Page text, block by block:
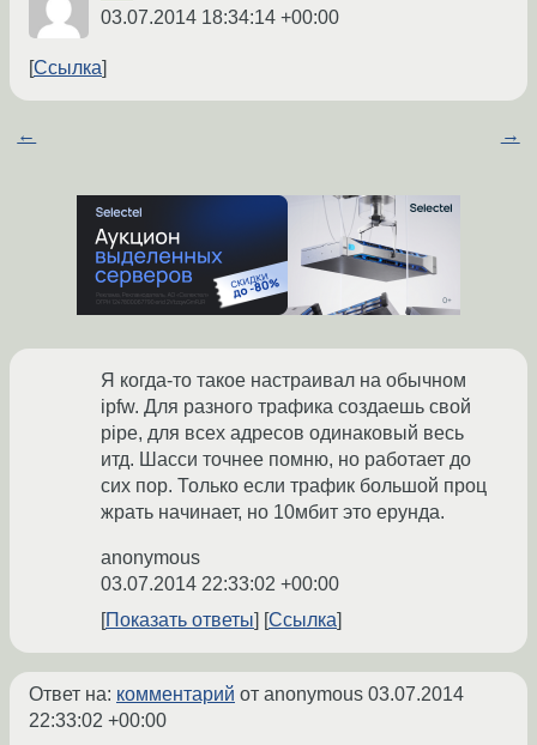
03.07.2014 18:34:14 +00:00
Ссылка
← →
Я когда-то такое настраивал на обычном
ipfw. Для разного трафика создаешь свой
pipe, для всех адресов одинаковый весь
итд. Шасси точнее помню, но работает до
сих пор. Только если трафик большой проц
жрать начинает, но 10мбит это ерунда.
anonymous
03.07.2014 22:33:02 +00:00
Показать ответы
Ссылка
Ответ на: комментарий от anonymous 03.07.2014
22:33:02 +00:00